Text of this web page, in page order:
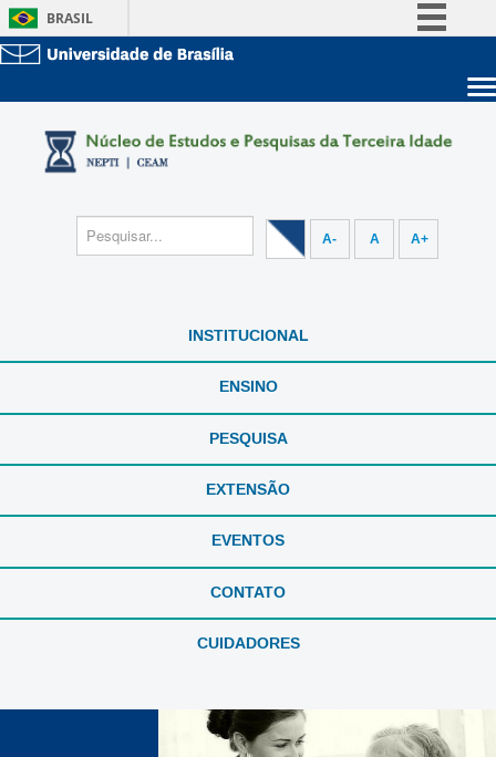
BRASIL
Canais
Unidades acadêmicas
Administração
A- A A+
INSTITUCIONAL
ENSINO
PESQUISA
EXTENSÃO
EVENTOS
CONTATO
CUIDADORES